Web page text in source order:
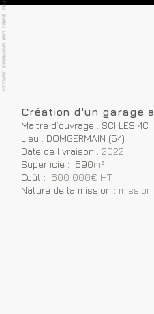
Création d'un garage
Maitre d’ouvrage : SCI LES 4C
Lieu : DOMGERMAIN (54)
Date de livraison : 2022
Superficie : 590m²
Coût : 600 000€ HT
Nature de la mission :